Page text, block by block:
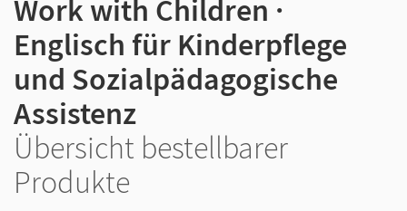
Work with Children ·
Englisch für Kinderpflege
und Sozialpädagogische
Assistenz
Übersicht bestellbarer
Produkte